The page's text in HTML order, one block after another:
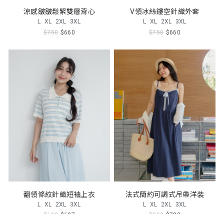
涼感皺皺鬆緊雙層背心
L XL 2XL 3XL
$750 $660
V領冰絲鏤空針織外套
L XL 2XL 3XL
$750 $660
翻領條紋針織短袖上衣
L XL 2XL 3XL
法式簡約可調式吊帶洋裝
L XL 2XL 3XL